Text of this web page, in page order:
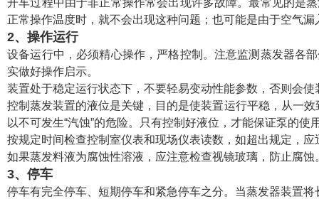
开车过程中由于非正常操作常会出现许多故障。最常见的是
正常操作温度时，就不会出现这种问题；也可能是由于空气
2、操作运行
设备运行中，必须精心操作，严格控制。注意监测蒸发器各
实做好操作启示。
装置处于稳定运行状态下，不要轻易变动性能参数，否则会
控制蒸发装置的液位是关键，目的是使装置运行平稳，从一
以不可发生“汽蚀”的危险。只有控制好液位，才能保证泵的使
按规定时间检查控制室仪表和现场仪表读数，如超出规定，应
如果蒸发料液为腐蚀性溶液，应注意检查视镜玻璃，防止腐
3、停车
停车有完全停车、短期停车和紧急停车之分。当蒸发器装置